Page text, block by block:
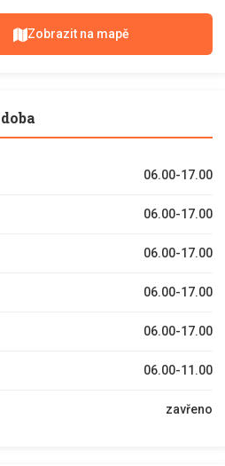
Zobrazit na mapě
06.00-17.00
06.00-17.00
06.00-17.00
06.00-17.00
06.00-17.00
06.00-11.00
zavřeno